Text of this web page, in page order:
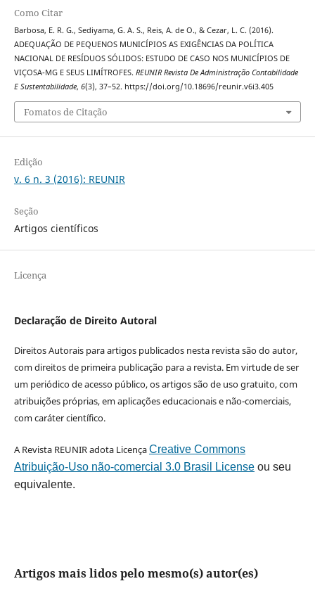
Como Citar
Barbosa, E. R. G., Sediyama, G. A. S., Reis, A. de O., & Cezar, L. C. (2016).
ADEQUAÇÃO DE PEQUENOS MUNICÍPIOS AS EXIGÊNCIAS DA POLÍTICA
NACIONAL DE RESÍDUOS SÓLIDOS: ESTUDO DE CASO NOS MUNICÍPIOS DE
VIÇOSA-MG E SEUS LIMÍTROFES. REUNIR Revista De Administração Contabilidade
E Sustentabilidade, 6(3), 37–52. https://doi.org/10.18696/reunir.v6i3.405
Fomatos de Citação
Edição
v. 6 n. 3 (2016): REUNIR
Seção
Artigos científicos
Licença
Declaração de Direito Autoral
Direitos Autorais para artigos publicados nesta revista são do autor,
com direitos de primeira publicação para a revista. Em virtude de ser
um periódico de acesso público, os artigos são de uso gratuito, com
atribuições próprias, em aplicações educacionais e não-comerciais,
com caráter científico.
A Revista REUNIR adota LicençaCreative Commons
Atribuição-Uso não-comercial 3.0 Brasil Licenseou seu
equivalente.
Artigos mais lidos pelo mesmo(s) autor(es)